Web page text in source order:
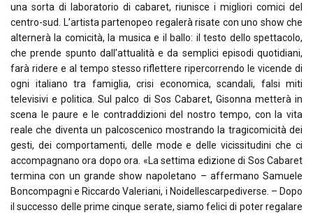
una sorta di laboratorio di cabaret, riunisce i migliori comici del
centro-sud. L’artista partenopeo regalerà risate con uno show che
alternerà la comicità, la musica e il ballo: il testo dello spettacolo,
che prende spunto dall’attualità e da semplici episodi quotidiani,
farà ridere e al tempo stesso riflettere ripercorrendo le vicende di
ogni italiano tra famiglia, crisi economica, scandali, falsi miti
televisivi e politica. Sul palco di Sos Cabaret, Gisonna metterà in
scena le paure e le contraddizioni del nostro tempo, con la vita
reale che diventa un palcoscenico mostrando la tragicomicità dei
gesti, dei comportamenti, delle mode e delle vicissitudini che ci
accompagnano ora dopo ora. «La settima edizione di Sos Cabaret
termina con un grande show napoletano – affermano Samuele
Boncompagni e Riccardo Valeriani, i Noidellescarpediverse. – Dopo
il successo delle prime cinque serate, siamo felici di poter regalare